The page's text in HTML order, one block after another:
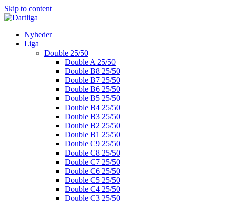
Skip to content
Nyheder
Liga
Double 25/50
Double A 25/50
Double B8 25/50
Double B7 25/50
Double B6 25/50
Double B5 25/50
Double B4 25/50
Double B3 25/50
Double B2 25/50
Double B1 25/50
Double C9 25/50
Double C8 25/50
Double C7 25/50
Double C6 25/50
Double C5 25/50
Double C4 25/50
Double C3 25/50